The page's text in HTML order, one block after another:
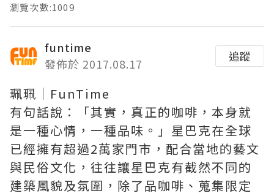
瀏覽次數:1009
funtime
發佈於 2017.08.17
追蹤
珮珮│FunTime
有句話說：「其實，真正的咖啡，本身就
是一種心情，一種品味。」星巴克在全球
已經擁有超過2萬家門市，配合當地的藝文
與民俗文化，往往讓星巴克有截然不同的
建築風貌及氛圍， 除了品咖啡、蒐集限定